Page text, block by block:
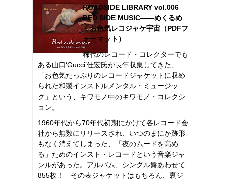
ROADSIDE LIBRARY vol.006
BED SIDE MUSIC――めくるめ
くお色気レコジャケ宇宙（PDFフ
ォーマット）
稀代のレコード・コレクターでも
ある山口‘Gucci’佳宏氏が長年収集してきた、
「お色気たっぷりのレコードジャケットに収め
られた和製インストルメンタル・ミュージッ
ク」という、キワモノ中のキワモノ・コレクシ
ョン。
1960年代から70年代初期にかけて各レコード会
社から無数にリリースされ、いつのまにか跡形
もなく消えてしまった、「夜のムードを高め
る」ためのインスト・レコードという音楽ジャ
ンルがあった。アルバム、シングル盤あわせて
855枚！ その表ジャケットはもちろん、裏ジ